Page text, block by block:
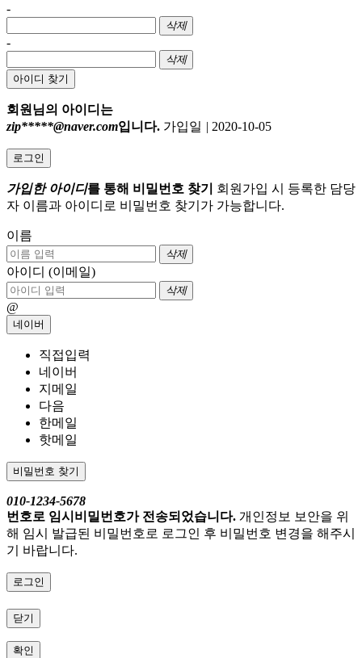
-
삭제
-
삭제
아이디 찾기
회원님의 아이디는
zip*****@naver.com입니다. 가입일 | 2020-10-05
로그인
가입한 아이디를 통해 비밀번호 찾기
회원가입 시 등록한 담당
자 이름과 아이디로 비밀번호 찾기가 가능합니다.
이름
삭제
아이디 (이메일)
삭제
@
네이버
직접입력
네이버
지메일
다음
한메일
핫메일
비밀번호 찾기
010-1234-5678
번호로 임시비밀번호가 전송되었습니다. 개인정보 보안을 위
해 임시 발급된 비밀번호로 로그인 후 비밀번호 변경을 해주시
기 바랍니다.
로그인
닫기
확인